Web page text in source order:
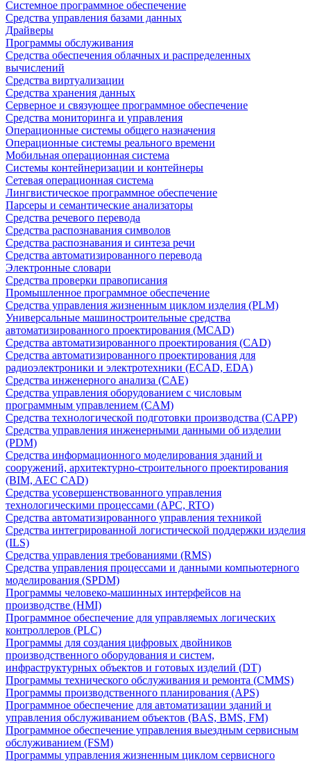
Системное программное обеспечение
Средства управления базами данных
Драйверы
Программы обслуживания
Средства обеспечения облачных и распределенных
вычислений
Средства виртуализации
Средства хранения данных
Серверное и связующее программное обеспечение
Средства мониторинга и управления
Операционные системы общего назначения
Операционные системы реального времени
Мобильная операционная система
Системы контейнеризации и контейнеры
Сетевая операционная система
Лингвистическое программное обеспечение
Парсеры и семантические анализаторы
Средства речевого перевода
Средства распознавания символов
Средства распознавания и синтеза речи
Средства автоматизированного перевода
Электронные словари
Средства проверки правописания
Промышленное программное обеспечение
Средства управления жизненным циклом изделия (PLM)
Универсальные машиностроительные средства
автоматизированного проектирования (MCAD)
Средства автоматизированного проектирования (CAD)
Средства автоматизированного проектирования для
радиоэлектроники и электротехники (ECAD, EDA)
Средства инженерного анализа (CAE)
Средства управления оборудованием с числовым
программным управлением (CAM)
Средства технологической подготовки производства (CAPP)
Средства управления инженерными данными об изделии
(PDM)
Средства информационного моделирования зданий и
сооружений, архитектурно-строительного проектирования
(BIM, AEC CAD)
Средства усовершенствованного управления
технологическими процессами (APC, RTO)
Средства автоматизированного управления техникой
Средства интегрированной логистической поддержки изделия
(ILS)
Средства управления требованиями (RMS)
Средства управления процессами и данными компьютерного
моделирования (SPDM)
Программы человеко-машинных интерфейсов на
производстве (HMI)
Программное обеспечение для управляемых логических
контроллеров (PLC)
Программы для создания цифровых двойников
производственного оборудования и систем,
инфраструктурных объектов и готовых изделий (DT)
Программы технического обслуживания и ремонта (CMMS)
Программы производственного планирования (APS)
Программное обеспечение для автоматизации зданий и
управления обслуживанием объектов (BAS, BMS, FM)
Программное обеспечение управления выездным сервисным
обслуживанием (FSM)
Программы управления жизненным циклом сервисного